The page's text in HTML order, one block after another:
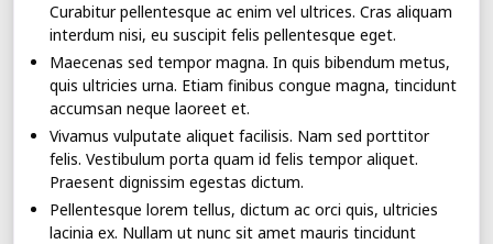
Curabitur pellentesque ac enim vel ultrices. Cras aliquam
interdum nisi, eu suscipit felis pellentesque eget.
Maecenas sed tempor magna. In quis bibendum metus,
quis ultricies urna. Etiam finibus congue magna, tincidunt
accumsan neque laoreet et.
Vivamus vulputate aliquet facilisis. Nam sed porttitor
felis. Vestibulum porta quam id felis tempor aliquet.
Praesent dignissim egestas dictum.
Pellentesque lorem tellus, dictum ac orci quis, ultricies
lacinia ex. Nullam ut nunc sit amet mauris tincidunt